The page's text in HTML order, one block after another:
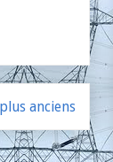
anciens